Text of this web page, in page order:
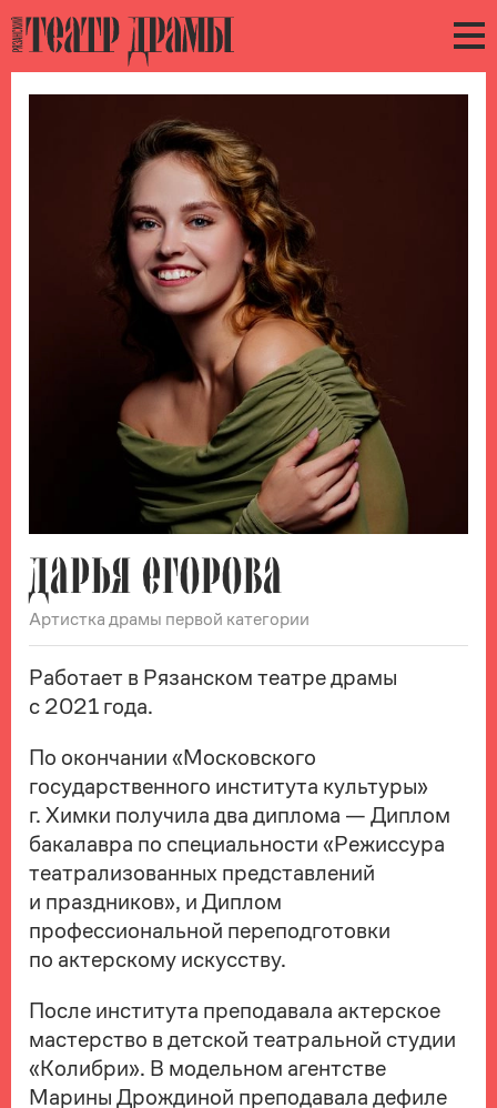
ДАРЬЯ ЕГОРОВА
Артистка драмы первой категории
Работает в Рязанском театре драмы
с 2021 года.
По окончании «Московского
государственного института культуры»
г. Химки получила два диплома — Диплом
бакалавра по специальности «Режиссура
театрализованных представлений
и праздников», и Диплом
профессиональной переподготовки
по актерскому искусству.
После института преподавала актерское
мастерство в детской театральной студии
«Колибри». В модельном агентстве
Марины Дрождиной преподавала дефиле